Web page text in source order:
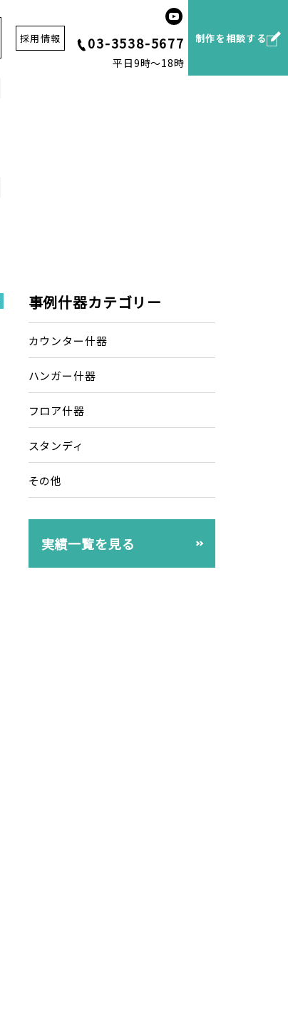
採用情報 03-3538-5677
平日9時～18時
制作を相談する
事例什器カテゴリー
カウンター什器
ハンガー什器
フロア什器
スタンディ
その他
実績一覧を見る